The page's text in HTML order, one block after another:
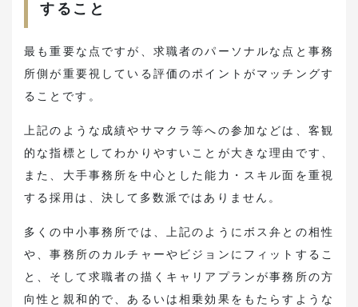
すること
最も重要な点ですが、求職者のパーソナルな点と事務
所側が重要視している評価のポイントがマッチングす
ることです。
上記のような成績やサマクラ等への参加などは、客観
的な指標としてわかりやすいことが大きな理由です、
また、大手事務所を中心とした能力・スキル面を重視
する採用は、決して多数派ではありません。
多くの中小事務所では、上記のようにボス弁との相性
や、事務所のカルチャーやビジョンにフィットするこ
と、そして求職者の描くキャリアプランが事務所の方
向性と親和的で、あるいは相乗効果をもたらすような